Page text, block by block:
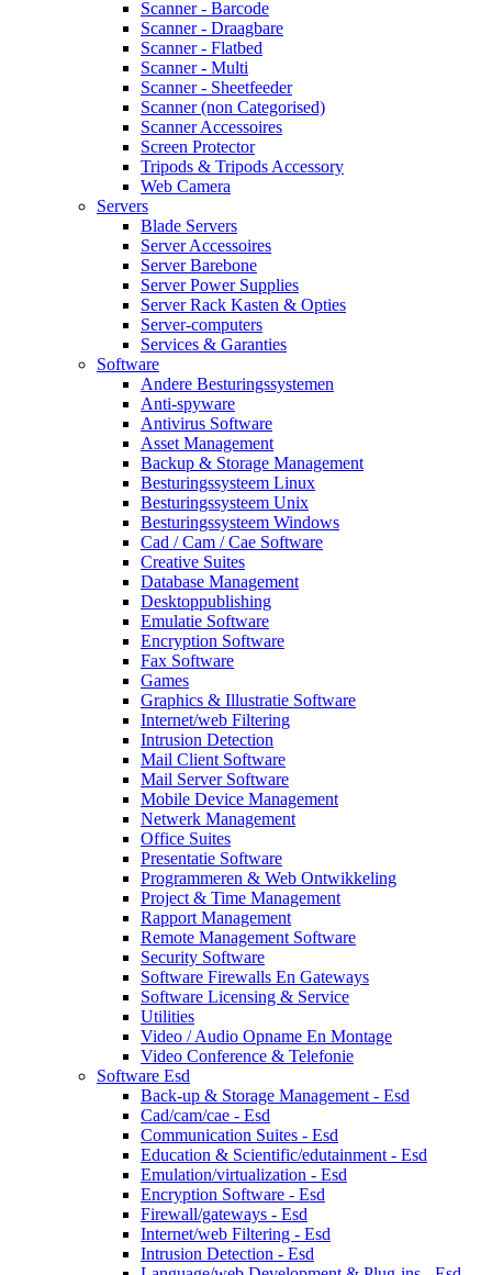
Scanner - Barcode
Scanner - Draagbare
Scanner - Flatbed
Scanner - Multi
Scanner - Sheetfeeder
Scanner (non Categorised)
Scanner Accessoires
Screen Protector
Tripods & Tripods Accessory
Web Camera
Servers
Blade Servers
Server Accessoires
Server Barebone
Server Power Supplies
Server Rack Kasten & Opties
Server-computers
Services & Garanties
Software
Andere Besturingssystemen
Anti-spyware
Antivirus Software
Asset Management
Backup & Storage Management
Besturingssysteem Linux
Besturingssysteem Unix
Besturingssysteem Windows
Cad / Cam / Cae Software
Creative Suites
Database Management
Desktoppublishing
Emulatie Software
Encryption Software
Fax Software
Games
Graphics & Illustratie Software
Internet/web Filtering
Intrusion Detection
Mail Client Software
Mail Server Software
Mobile Device Management
Netwerk Management
Office Suites
Presentatie Software
Programmeren & Web Ontwikkeling
Project & Time Management
Rapport Management
Remote Management Software
Security Software
Software Firewalls En Gateways
Software Licensing & Service
Utilities
Video / Audio Opname En Montage
Video Conference & Telefonie
Software Esd
Back-up & Storage Management - Esd
Cad/cam/cae - Esd
Communication Suites - Esd
Education & Scientific/edutainment - Esd
Emulation/virtualization - Esd
Encryption Software - Esd
Firewall/gateways - Esd
Internet/web Filtering - Esd
Intrusion Detection - Esd